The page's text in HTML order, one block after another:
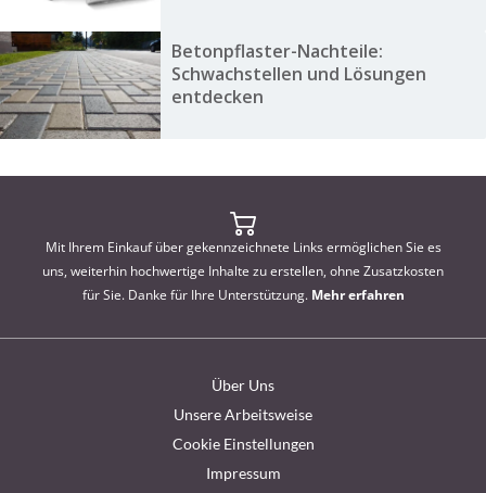
Betonpflaster-Nachteile:
Schwachstellen und Lösungen
entdecken
Mit Ihrem Einkauf über gekennzeichnete Links ermöglichen Sie es
uns, weiterhin hochwertige Inhalte zu erstellen, ohne Zusatzkosten
für Sie. Danke für Ihre Unterstützung. Mehr erfahren
Über Uns
Unsere Arbeitsweise
Cookie Einstellungen
Impressum